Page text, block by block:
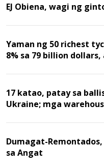
EJ Obiena, wagi ng
Yaman ng 50 richest
8% sa 79 billion dollars,
17 katao, patay sa
Ukraine; mga
Dumagat-
sa Angat